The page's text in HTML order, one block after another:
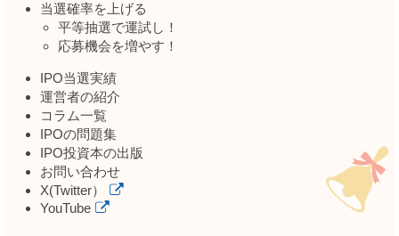
当選確率を上げる
平等抽選で運試し！
応募機会を増やす！
IPO当選実績
運営者の紹介
コラム一覧
IPOの問題集
IPO投資本の出版
お問い合わせ
X(Twitter）
YouTube